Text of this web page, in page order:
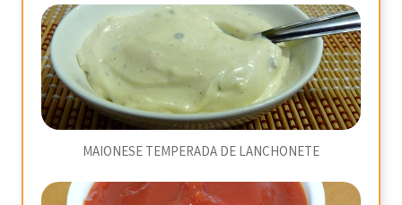
MAIONESE TEMPERADA DE LANCHONETE